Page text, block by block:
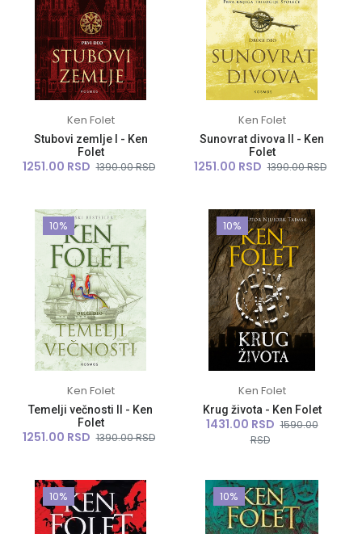
Ken Folet
Stubovi zemlje I - Ken
Folet
1251.00 RSD 1390.00 RSD
Ken Folet
Sunovrat divova II - Ken
Folet
1251.00 RSD 1390.00 RSD
10%
Ken Folet
Temelji večnosti II - Ken
Folet
1251.00 RSD 1390.00 RSD
10%
Ken Folet
Krug života - Ken Folet
1431.00 RSD 1590.00
RSD
10% 10%